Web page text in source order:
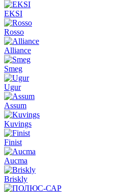
EKSI
Rosso
Alliance
Smeg
Ugur
Assum
Kuvings
Finist
Aucma
Briskly